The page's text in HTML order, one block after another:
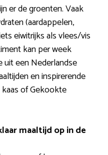
er de groenten. Vaak
(aardappelen,
eiwitrijks als vlees/vis
kan per week
uit een Nederlandse
en inspirerende
of Gekookte
maaltijd op in de